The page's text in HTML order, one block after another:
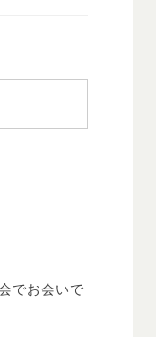
でお会いで